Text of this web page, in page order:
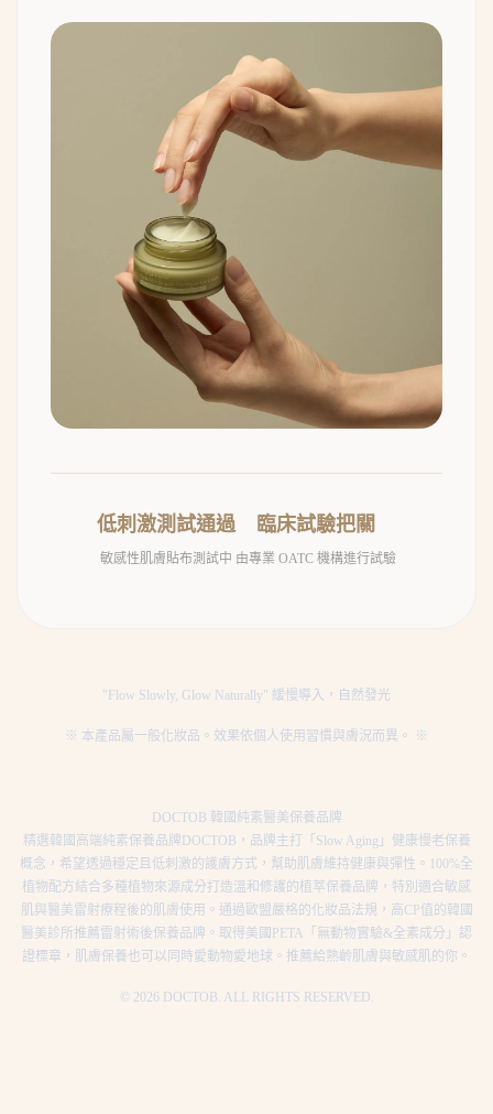
低刺激測試通過
敏感性肌膚貼布測試中
臨床試驗把關
由專業 OATC 機構進行試驗
"Flow Slowly, Glow Naturally" 緩慢導入，自然發光
※ 本產品屬一般化妝品。效果依個人使用習慣與膚況而異。 ※
DOCTOB 韓國純素醫美保養品牌
精選韓國高端純素保養品牌DOCTOB，品牌主打「Slow Aging」健康慢老保養
概念，希望透過穩定且低刺激的護膚方式，幫助肌膚維持健康與彈性。100%全
植物配方結合多種植物來源成分打造溫和修護的植萃保養品牌，特別適合敏感
肌與醫美雷射療程後的肌膚使用。通過歐盟嚴格的化妝品法規，高CP值的韓國
醫美診所推薦雷射術後保養品牌。取得美國PETA「無動物實驗&全素成分」認
證標章，肌膚保養也可以同時愛動物愛地球。推薦給熟齡肌膚與敏感肌的你。
© 2026 DOCTOB. ALL RIGHTS RESERVED.